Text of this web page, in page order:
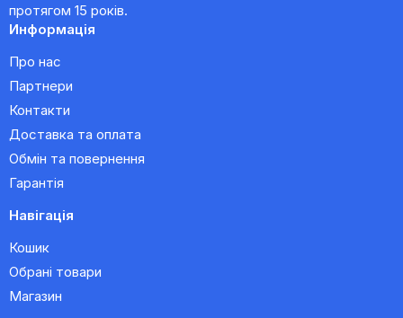
протягом 15 років.
Информація
Про нас
Партнери
Контакти
Доставка та оплата
Обмін та повернення
Гарантія
Навігація
Кошик
Обрані товари
Магазин